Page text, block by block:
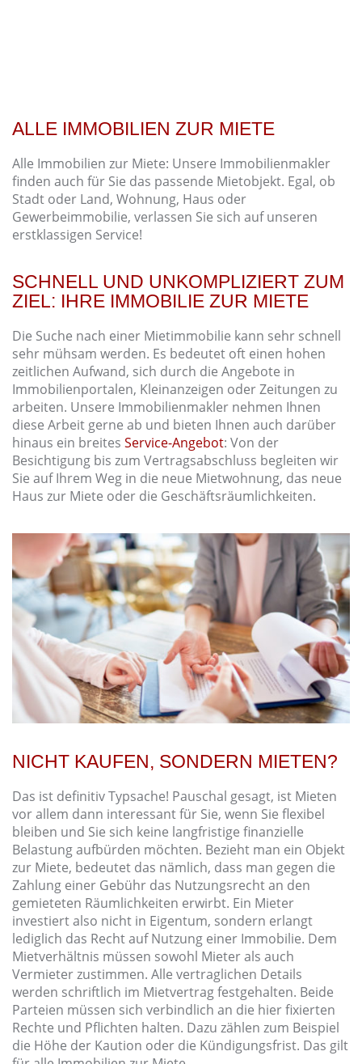
ALLE IMMOBILIEN ZUR MIETE
Alle Immobilien zur Miete: Unsere Immobilienmakler
finden auch für Sie das passende Mietobjekt. Egal, ob
Stadt oder Land, Wohnung, Haus oder
Gewerbeimmobilie, verlassen Sie sich auf unseren
erstklassigen Service!
SCHNELL UND UNKOMPLIZIERT ZUM
ZIEL: IHRE IMMOBILIE ZUR MIETE
Die Suche nach einer Mietimmobilie kann sehr schnell
sehr mühsam werden. Es bedeutet oft einen hohen
zeitlichen Aufwand, sich durch die Angebote in
Immobilienportalen, Kleinanzeigen oder Zeitungen zu
arbeiten. Unsere Immobilienmakler nehmen Ihnen
diese Arbeit gerne ab und bieten Ihnen auch darüber
hinaus ein breites Service-Angebot: Von der
Besichtigung bis zum Vertragsabschluss begleiten wir
Sie auf Ihrem Weg in die neue Mietwohnung, das neue
Haus zur Miete oder die Geschäftsräumlichkeiten.
NICHT KAUFEN, SONDERN MIETEN?
Das ist definitiv Typsache! Pauschal gesagt, ist Mieten
vor allem dann interessant für Sie, wenn Sie flexibel
bleiben und Sie sich keine langfristige finanzielle
Belastung aufbürden möchten. Bezieht man ein Objekt
zur Miete, bedeutet das nämlich, dass man gegen die
Zahlung einer Gebühr das Nutzungsrecht an den
gemieteten Räumlichkeiten erwirbt. Ein Mieter
investiert also nicht in Eigentum, sondern erlangt
lediglich das Recht auf Nutzung einer Immobilie. Dem
Mietverhältnis müssen sowohl Mieter als auch
Vermieter zustimmen. Alle vertraglichen Details
werden schriftlich im Mietvertrag festgehalten. Beide
Parteien müssen sich verbindlich an die hier fixierten
Rechte und Pflichten halten. Dazu zählen zum Beispiel
die Höhe der Kaution oder die Kündigungsfrist. Das gilt